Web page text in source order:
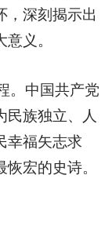
，深刻揭示出
义。
。中国共产党
民族独立、人
幸福矢志求
宏的史诗。